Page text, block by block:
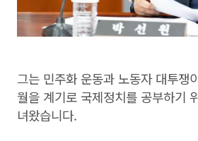
그는 민주화 운동과 노동자 대투쟁
월을 계기로 국제정치를 공부하기
녀왔습니다.